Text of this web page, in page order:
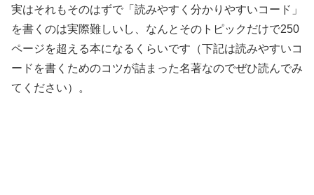
実はそれもそのはずで「読みやすく分かりやすいコード」
を書くのは実際難しいし、なんとそのトピックだけで250
ページを超える本になるくらいです（下記は読みやすいコ
ードを書くためのコツが詰まった名著なのでぜひ読んでみ
てください）。